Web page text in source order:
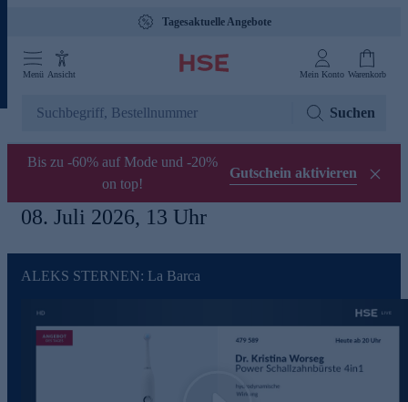
Tagesaktuelle Angebote
Menü Ansicht Mein Konto Warenkorb
Suchen
Bis zu -60% auf Mode und -20%
on top!
Gutschein aktivieren
08. Juli 2026, 13 Uhr
ALEKS STERNEN: La Barca